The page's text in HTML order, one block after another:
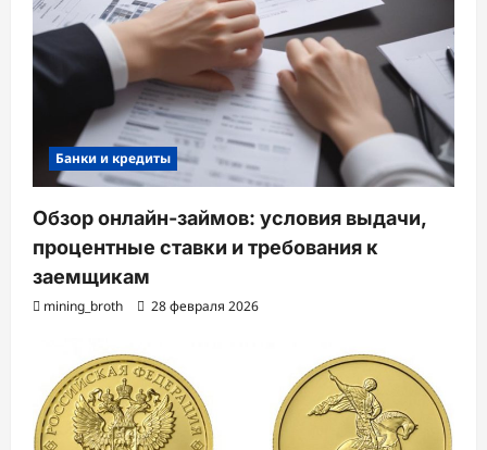
Банки и кредиты
Обзор онлайн-займов: условия выдачи,
процентные ставки и требования к
заемщикам
mining_broth 28 февраля 2026